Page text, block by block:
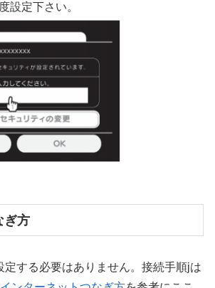
設定下さい。
ぎ方
定する必要はありません。接続手順jは